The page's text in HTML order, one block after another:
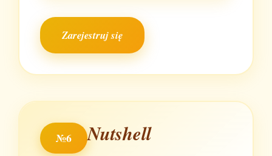
Zarejestruj się
№6 Nutshell